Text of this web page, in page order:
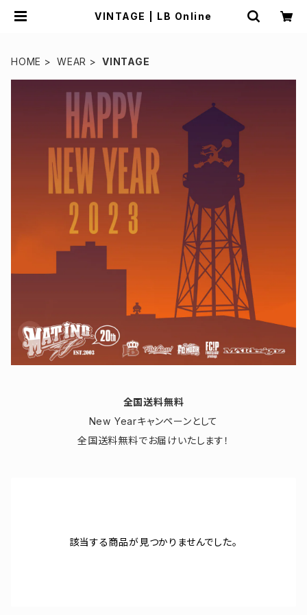
VINTAGE | LB Online
HOME WEAR VINTAGE
全国送料無料
New Yearキャンペーンとして
全国送料無料でお届けいたします！
該当する商品が見つかりませんでした。